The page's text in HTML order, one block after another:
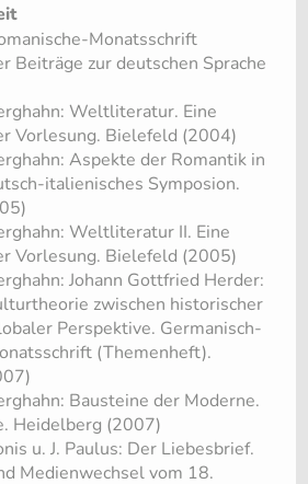
Monatsschrift
Beiträge zur deutschen Sprache
Weltliteratur. Eine
Vorlesung. Bielefeld (2004)
Aspekte der Romantik in
italienisches Symposion.
Weltliteratur II. Eine
Vorlesung. Bielefeld (2005)
Johann Gottfried Herder:
zwischen historischer
Perspektive. Germanisch-
(Themenheft).
Bausteine der Moderne.
Heidelberg (2007)
u. J. Paulus: Der Liebesbrief.
Medienwechsel vom 18.